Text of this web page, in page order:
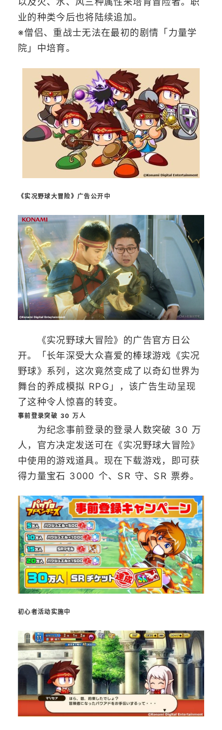
业的种类今后也将陆续追加。
※僧侣、重战士无法在最初的剧情「力量学
院」中培育。
《实况野球大冒险》广告公开中
《实况野球大冒险》的广告官方日公
开。「长年深受大众喜爱的棒球游戏《实况
野球》系列，这次竟然变成了以奇幻世界为
舞台的养成模拟 RPG」，该广告生动呈现
了这种令人惊喜的转变。
事前登录突破 30 万人
为纪念事前登录的登录人数突破 30 万
人，官方决定发送可在《实况野球大冒险》
中使用的游戏道具。现在下载游戏，即可获
得力量宝石 3000 个、SR 守、SR 票券。
初心者活动实施中